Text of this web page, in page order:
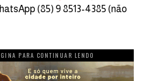
(85) 9 8513-4385 (não
PARA CONTINUAR LENDO